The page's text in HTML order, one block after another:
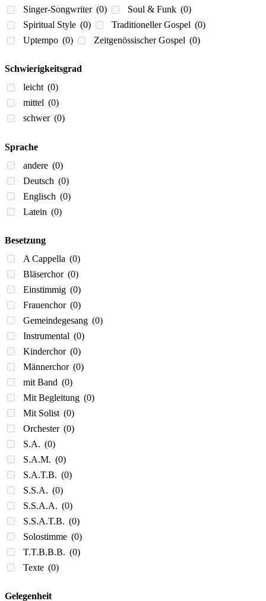
Singer-Songwriter (0) Soul & Funk (0)
Spiritual Style (0) Traditioneller Gospel (0)
Uptempo (0) Zeitgenössischer Gospel (0)
Schwierigkeitsgrad
leicht (0)
mittel (0)
schwer (0)
Sprache
andere (0)
Deutsch (0)
Englisch (0)
Latein (0)
Besetzung
A Cappella (0)
Bläserchor (0)
Einstimmig (0)
Frauenchor (0)
Gemeindegesang (0)
Instrumental (0)
Kinderchor (0)
Männerchor (0)
mit Band (0)
Mit Begleitung (0)
Mit Solist (0)
Orchester (0)
S.A. (0)
S.A.M. (0)
S.A.T.B. (0)
S.S.A. (0)
S.S.A.A. (0)
S.S.A.T.B. (0)
Solostimme (0)
T.T.B.B.B. (0)
Texte (0)
Gelegenheit